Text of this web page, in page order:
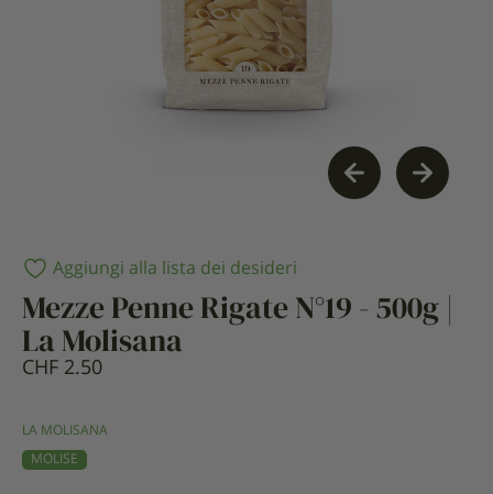
Aggiungi alla lista dei desideri
Mezze Penne Rigate N°19 - 500g |
La Molisana
CHF 2.50
LA MOLISANA
MOLISE